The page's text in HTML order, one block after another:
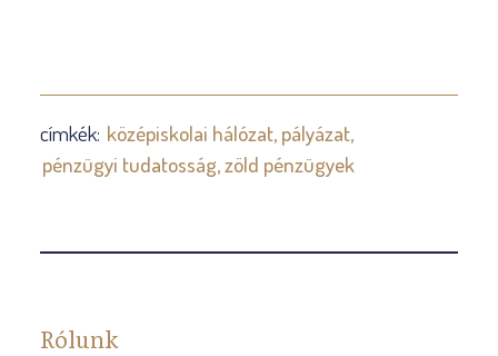
címkék: középiskolai hálózat pályázat
pénzügyi tudatosság zöld pénzügyek
Rólunk